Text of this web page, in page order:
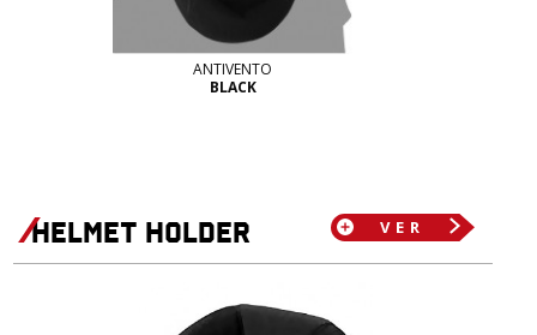
ANTIVENTO
BLACK
helmet holder VER